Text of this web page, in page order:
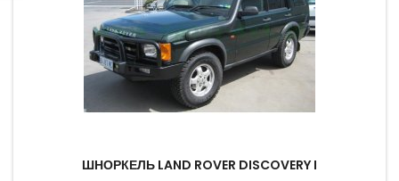
ШНОРКЕЛЬ LAND ROVER DISCOVERY I